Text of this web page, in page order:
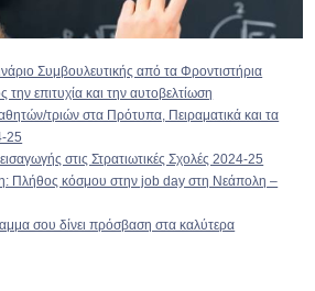
Συμβουλευτικής από τα Φροντιστήρια
επιτυχία και την αυτοβελτίωση
τριών στα Πρότυπα, Πειραματικά και τα
25
στις Στρατιωτικές Σχολές 2024-25
Πλήθος κόσμου στην job day στη Νεάπολη –
σου δίνει πρόσβαση στα καλύτερα